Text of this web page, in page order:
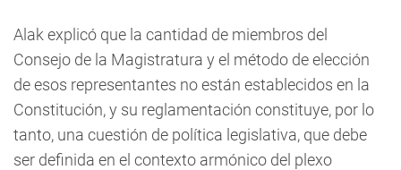
Alak explicó que la cantidad de miembros del
Consejo de la Magistratura y el método de elección
de esos representantes no están establecidos en la
Constitución, y su reglamentación constituye, por lo
tanto, una cuestión de política legislativa, que debe
ser definida en el contexto armónico del plexo